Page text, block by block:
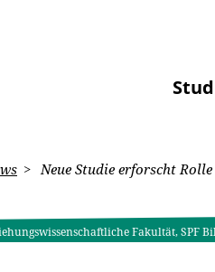
Neue Studie erforscht
Fakultät, SPF